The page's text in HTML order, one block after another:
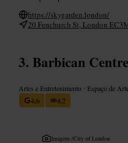
https://skygarden.london/
20 Fenchurch St, London
Barbican Centre
Artes e Entretenimento • Espaço de
4,6
4,2
Imagem /City of London